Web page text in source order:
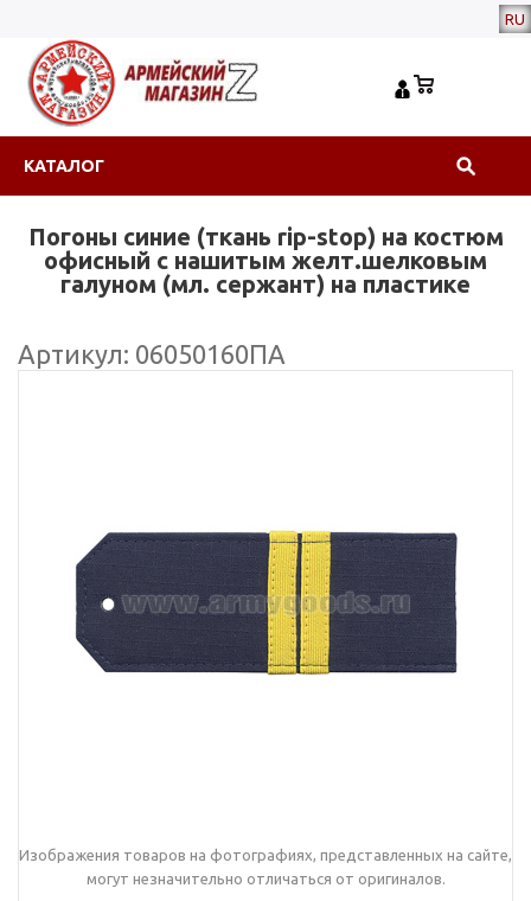
RU
КАТАЛОГ
Погоны синие (ткань rip-stop) на костюм
офисный с нашитым желт.шелковым
галуном (мл. сержант) на пластике
Артикул: 06050160ПА
Изображения товаров на фотографиях, представленных на сайте,
могут незначительно отличаться от оригиналов.